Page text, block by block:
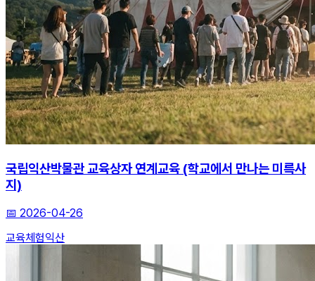
국립익산박물관 교육상자 연계교육 (학교에서 만나는 미륵사
지)
📅 2026-04-26
교육체험익산